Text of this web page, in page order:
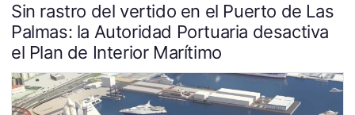
Sin rastro del vertido en el Puerto de Las
Palmas: la Autoridad Portuaria desactiva
el Plan de Interior Marítimo